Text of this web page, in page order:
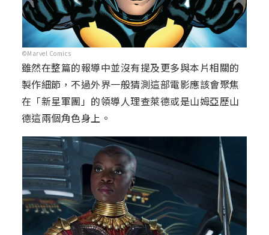
©Marvel Comics
雖然在整篇的報導中並沒有提及更多與本片相關的
製作細節，不過外界一般猜測這部電影應該會聚焦
在「新星軍團」的領導人理查萊德或是山姆亞歷山
德這兩個角色身上。